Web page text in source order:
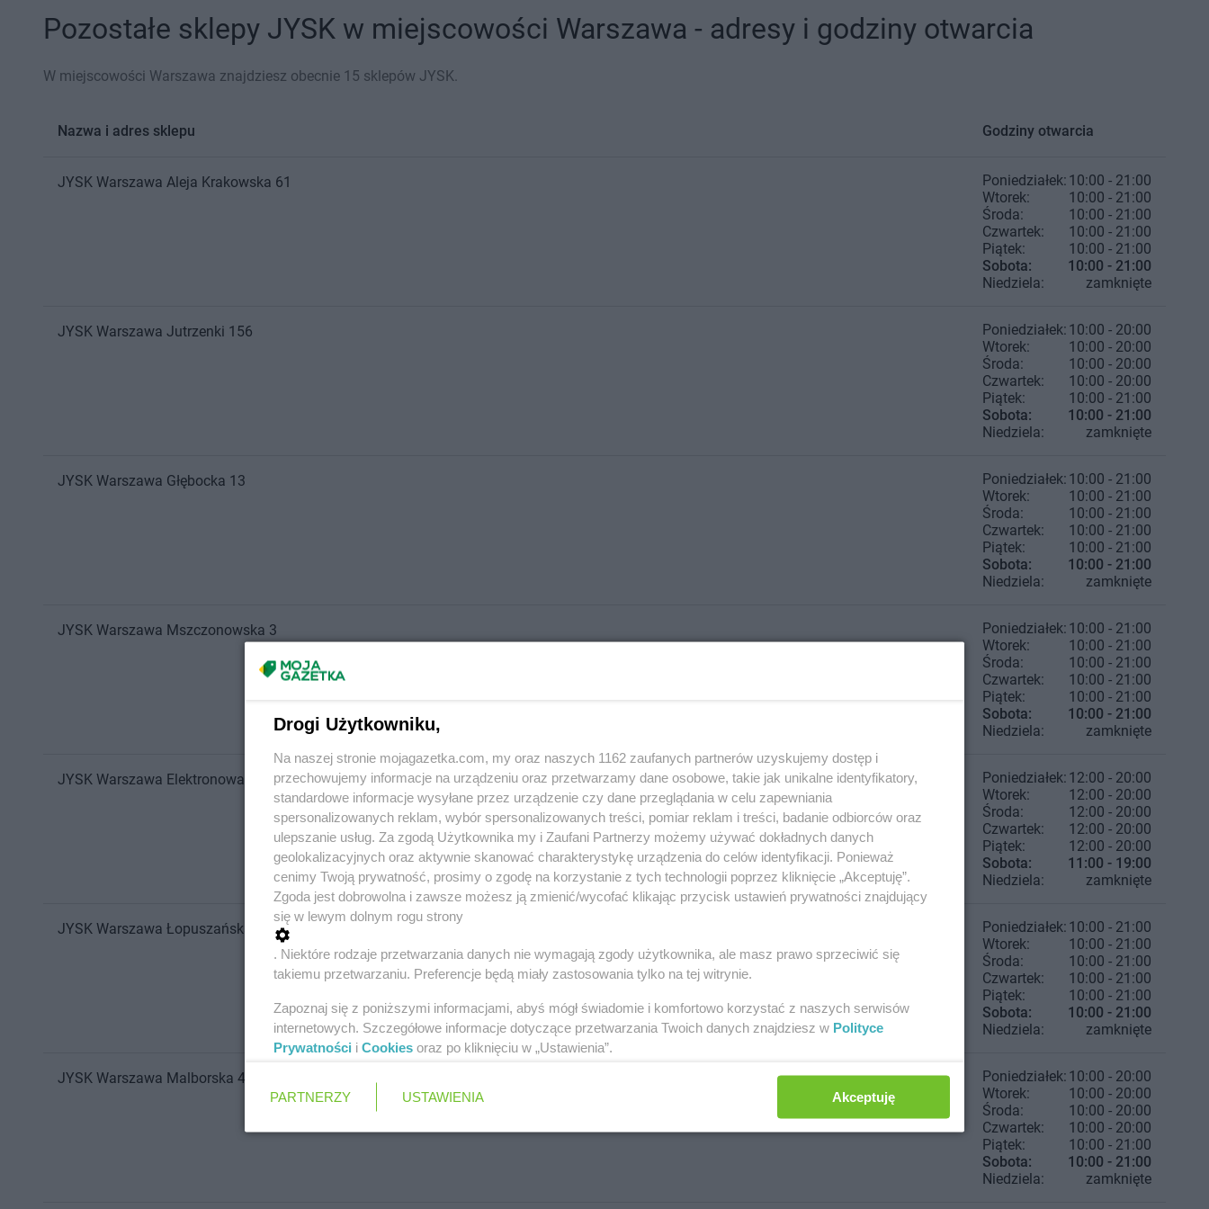
Pozostałe sklepy JYSK w miejscowości Warszawa - adresy i godziny otwarcia
W miejscowości Warszawa znajdziesz obecnie 15 sklepów JYSK.
Nazwa i adres sklepu Godziny otwarcia
JYSK Warszawa Aleja Krakowska 61 Poniedziałek: 10:00 - 21:00
Wtorek:
10:00 - 21:00
Środa:
10:00 - 21:00
Czwartek:
10:00 - 21:00
Piątek:
10:00 - 21:00
Sobota:
10:00 - 21:00
Niedziela:
zamknięte
JYSK Warszawa Jutrzenki 156 Poniedziałek: 10:00 - 20:00
Wtorek:
10:00 - 20:00
Środa:
10:00 - 20:00
Czwartek:
10:00 - 20:00
Piątek:
10:00 - 21:00
Sobota:
10:00 - 21:00
Niedziela:
zamknięte
JYSK Warszawa Głębocka 13 Poniedziałek: 10:00 - 21:00
Wtorek:
10:00 - 21:00
Środa:
10:00 - 21:00
Czwartek:
10:00 - 21:00
Piątek:
10:00 - 21:00
Sobota:
10:00 - 21:00
Niedziela:
zamknięte
JYSK Warszawa Mszczonowska 3 Poniedziałek: 10:00 - 21:00
Wtorek:
10:00 - 21:00
Środa:
10:00 - 21:00
Czwartek:
10:00 - 21:00
Piątek:
10:00 - 21:00
Sobota:
10:00 - 21:00
Niedziela:
zamknięte
JYSK Warszawa Elektronowa 2 Poniedziałek: 12:00 - 20:00
Wtorek:
12:00 - 20:00
Środa:
12:00 - 20:00
Czwartek:
12:00 - 20:00
Piątek:
12:00 - 20:00
Sobota:
11:00 - 19:00
Niedziela:
zamknięte
JYSK Warszawa Łopuszańska 22 Poniedziałek: 10:00 - 21:00
Wtorek:
10:00 - 21:00
Środa:
10:00 - 21:00
Czwartek:
10:00 - 21:00
Piątek:
10:00 - 21:00
Sobota:
10:00 - 21:00
Niedziela:
zamknięte
JYSK Warszawa Malborska 41 Poniedziałek: 10:00 - 20:00
Wtorek:
10:00 - 20:00
Środa:
10:00 - 20:00
Czwartek:
10:00 - 20:00
Piątek:
10:00 - 21:00
Sobota:
10:00 - 21:00
Niedziela:
zamknięte
Drogi Użytkowniku,
Na naszej stronie mojagazetka.com, my oraz naszych 1162 zaufanych partnerów uzyskujemy dostęp i
przechowujemy informacje na urządzeniu oraz przetwarzamy dane osobowe, takie jak unikalne identyfikatory,
standardowe informacje wysyłane przez urządzenie czy dane przeglądania w celu zapewniania
spersonalizowanych reklam, wybór spersonalizowanych treści, pomiar reklam i treści, badanie odbiorców oraz
ulepszanie usług. Za zgodą Użytkownika my i Zaufani Partnerzy możemy używać dokładnych danych
geolokalizacyjnych oraz aktywnie skanować charakterystykę urządzenia do celów identyfikacji. Ponieważ
cenimy Twoją prywatność, prosimy o zgodę na korzystanie z tych technologii poprzez kliknięcie „Akceptuję”.
Zgoda jest dobrowolna i zawsze możesz ją zmienić/wycofać klikając przycisk ustawień prywatności znajdujący
się w lewym dolnym rogu strony
. Niektóre rodzaje przetwarzania danych nie wymagają zgody użytkownika, ale masz prawo sprzeciwić się
takiemu przetwarzaniu. Preferencje będą miały zastosowania tylko na tej witrynie.
Zapoznaj się z poniższymi informacjami, abyś mógł świadomie i komfortowo korzystać z naszych serwisów
internetowych. Szczegółowe informacje dotyczące przetwarzania Twoich danych znajdziesz w Polityce
Prywatności i Cookies oraz po kliknięciu w „Ustawienia”.
PARTNERZY USTAWIENIA Akceptuję